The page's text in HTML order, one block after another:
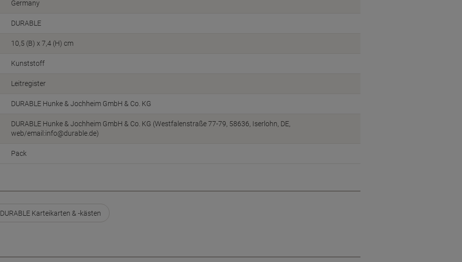
Germany
DURABLE
10,5 (B) x 7,4 (H) cm
Kunststoff
Leitregister
DURABLE Hunke & Jochheim GmbH & Co. KG
DURABLE Hunke & Jochheim GmbH & Co. KG (Westfalenstraße 77-79, 58636, Iserlohn, DE,
web/email:info@durable.de)
Pack
DURABLE Karteikarten & -kästen